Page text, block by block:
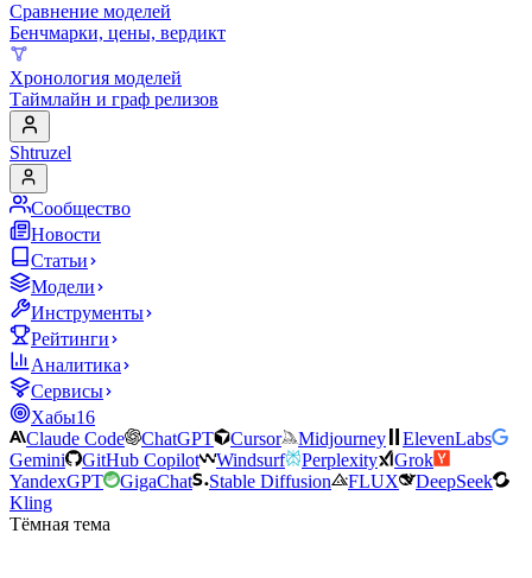
Сравнение моделей
Бенчмарки, цены, вердикт
Хронология моделей
Таймлайн и граф релизов
Shtruzel
Сообщество
Новости
Статьи
Модели
Инструменты
Рейтинги
Аналитика
Сервисы
Хабы16
Claude Code
ChatGPT Cursor Midjourney
ElevenLabs
Gemini
GitHub Copilot Windsurf Perplexity
Grok
YandexGPT
GigaChat Stable Diffusion FLUX
DeepSeek
Kling
Тёмная тема